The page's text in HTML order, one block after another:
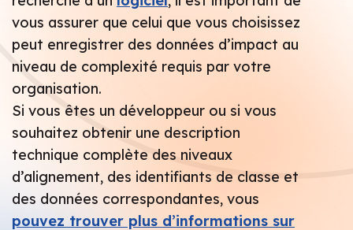
vous assurer que celui que vous choisissez
peut enregistrer des données d’impact au
niveau de complexité requis par votre
organisation.
Si vous êtes un développeur ou si vous
souhaitez obtenir une description
technique complète des niveaux
d’alignement, des identifiants de classe et
des données correspondantes, vous
pouvez trouver plus d’informations sur